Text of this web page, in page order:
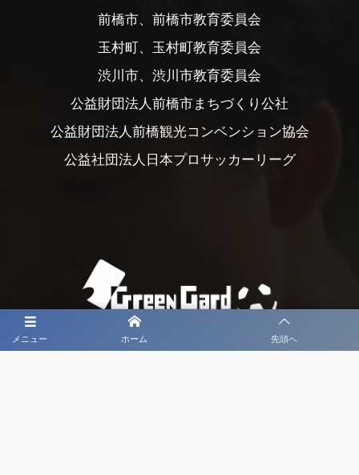
メニュー ホーム 先頭へ
前橋市、前橋市教育委員会
玉村町、玉村町教育委員会
渋川市、渋川市教育委員会
公益財団法人前橋市まちづくり公社
公益財団法人前橋観光コンベンション協会
公益社団法人日本プロサッカーリーグ